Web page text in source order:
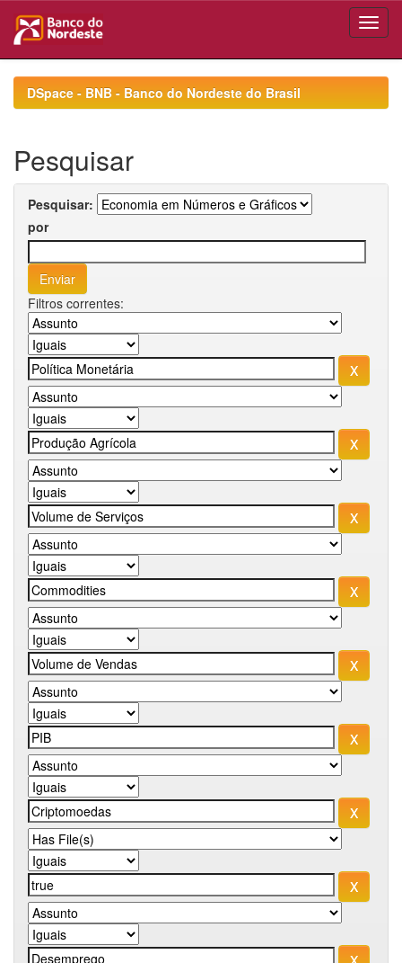
navigationDSpace - BNB - Banco do Nordeste do Brasil
Pesquisar
Pesquisar:
por
Filtros correntes: